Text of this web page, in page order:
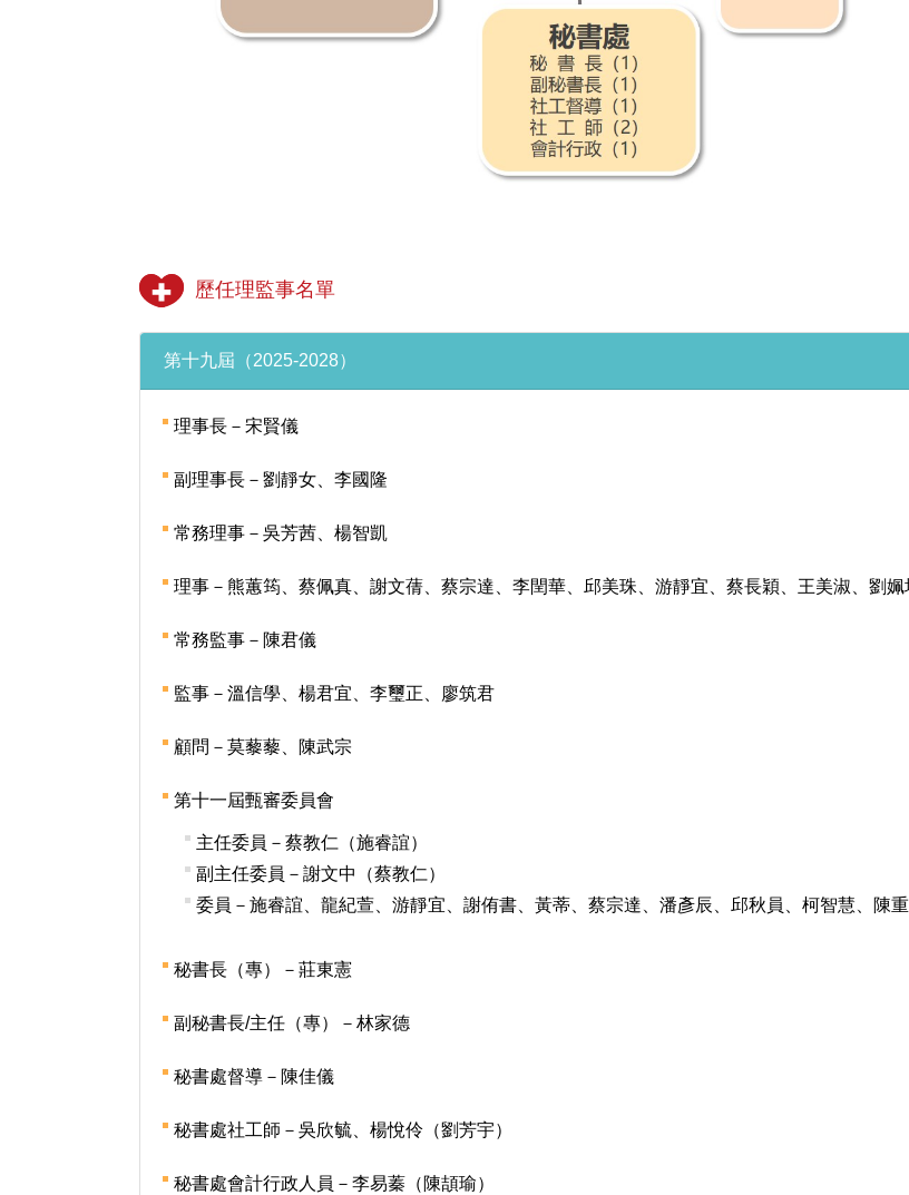
歷任理監事名單
第十九屆（2025-2028）
理事長－宋賢儀
副理事長－劉靜女、李國隆
常務理事－吳芳茜、楊智凱
理事－熊蕙筠、蔡佩真、謝文蒨、蔡宗達、李閏華、邱美珠、游靜宜、蔡長穎、王美淑、劉
常務監事－陳君儀
監事－溫信學、楊君宜、李璽正、廖筑君
顧問－莫藜藜、陳武宗
第十一屆甄審委員會
主任委員－蔡教仁（施睿誼）
副主任委員－謝文中（蔡教仁）
委員－施睿誼、龍紀萱、游靜宜、謝侑書、黃蒂、蔡宗達、潘彥辰、邱秋員、柯智慧、陳
秘書長（專）－莊東憲
副秘書長/主任（專）－林家德
秘書處督導－陳佳儀
秘書處社工師－吳欣毓、楊悅伶（劉芳宇）
秘書處會計行政人員－李易蓁（陳頡瑜）